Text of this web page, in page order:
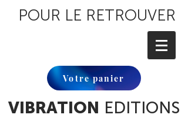
POUR LE RETROUVER
Votre panier
VIBRATION EDITIONS